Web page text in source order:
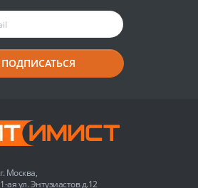
ПОДПИСАТЬСЯ
г. Москва,
1-ая ул. Энтузиастов д.12